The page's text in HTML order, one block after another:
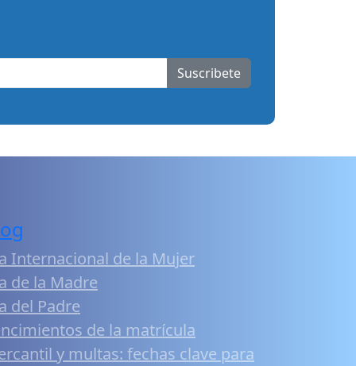
Suscribete
Internacional de la Mujer
de la Madre
del Padre
de la matrícula
y multas: fechas clave para